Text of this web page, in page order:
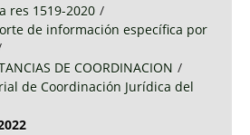
res 1519-2020 /
de información específica por
DE COORDINACION /
de Coordinación Jurídica del